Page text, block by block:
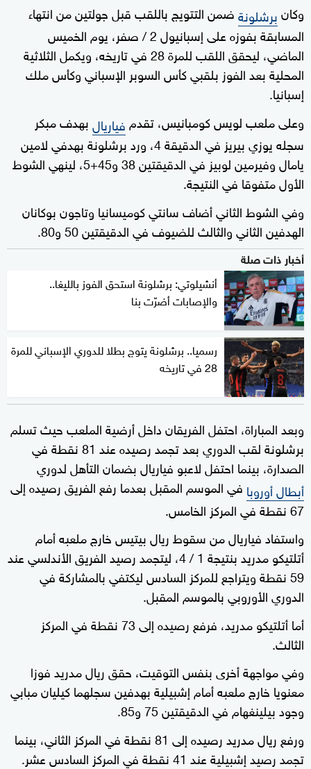
وكانبرشلونةضمن التتويج باللقب قبل جولتين من انتهاء
المسابقة بفوزه على إسبانيول 2 / صفر، يوم الخميس
الماضي، ليحقق اللقب للمرة 28 في تاريخه، ويكمل الثلاثية
المحلية بعد الفوز بلقبي كأس السوبر الإسباني وكأس ملك
إسبانيا.
وعلى ملعب لويس كومبانيس، تقدم فياريالبهدف مبكر
سجله يوزي بيريز في الدقيقة 4، ورد برشلونة بهدفي لامين
يامال وفيرمين لوبيز في الدقيقتين 38 و45+5، لينهي الشوط
الأول متفوقا في النتيجة.
وفي الشوط الثاني أضاف سانتي كوميسانيا وتاجون بوكانان
الهدفين الثاني والثالث للضيوف في الدقيقتين 50 و80.
أخبار ذات صلة
أنشيلوتي: برشلونة استحق الفوز بالليغا..
والإصابات أضرّت بنا
رسميا.. برشلونة يتوج بطلا للدوري الإسباني للمرة
28 في تاريخه
وبعد المباراة، احتفل الفريقان داخل أرضية الملعب حيث تسلم
برشلونة لقب الدوري بعد تجمد رصيده عند 81 نقطة في
الصدارة، بينما احتفل لاعبو فياريال بضمان التأهل لدوري
أبطال أوروبا في الموسم المقبل بعدما رفع الفريق رصيده إلى
67 نقطة في المركز الخامس.
واستفاد فياريال من سقوط ريال بيتيس خارج ملعبه أمام
أتلتيكو مدريد بنتيجة 1 / 4، ليتجمد رصيد الفريق الأندلسي عند
59 نقطة ويتراجع للمركز السادس ليكتفي بالمشاركة في
الدوري الأوروبي بالموسم المقبل.
أما أتلتيكو مدريد، فرفع رصيده إلى 73 نقطة في المركز
الثالث.
وفي مواجهة أخرى بنفس التوقيت، حقق ريال مدريد فوزا
معنويا خارج ملعبه أمام إشبيلية بهدفين سجلهما كيليان مبابي
وجود بيلينغهام في الدقيقتين 75 و85.
ورفع ريال مدريد رصيده إلى 81 نقطة في المركز الثاني، بينما
تجمد رصيد إشبيلية عند 41 نقطة في المركز السادس عشر.